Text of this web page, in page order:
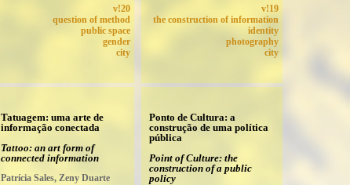
v!20
question of method
public space
gender
city
v!19
the construction of information
identity
photography
city
Tatuagem: uma arte de
informação conectada
Tattoo: an art form of
connected information
Patrícia Sales, Zeny Duarte
Ponto de Cultura: a
construção de uma política
pública
Point of Culture: the
construction of a public
policy